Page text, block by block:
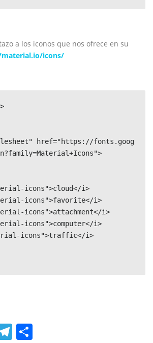
a los iconos que nos ofrece en su
icons/
href="https://fonts.goog
icons">traffic</i>
Telegram